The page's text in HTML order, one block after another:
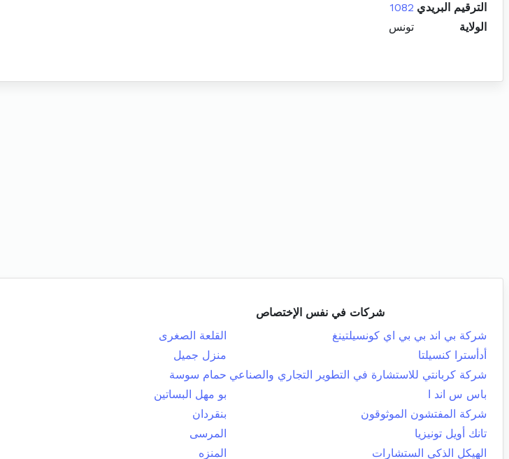
الترقيم البريدي 1082
الولاية
تونس
شركات في نفس الإختصاص
شركة بي اند بي بي اي كونسيلتينغ
القلعة الصغرى
أدأسترا كنسيلتا
منزل جميل
شركة كربانتي للاستشارة في التطوير التجاري والصناعي حمام سوسة
باس س اند ا
بو مهل البساتين
شركة المفتشون الموثوقون
بنقردان
تانك أويل تونيزيا
المرسى
الهيكل الذكي الستشارات
المنزه